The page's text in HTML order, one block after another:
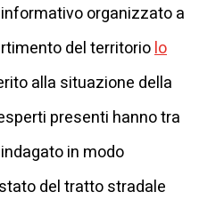
organizzato a
del territoriolo
alla situazione della
presenti hanno tra
in modo
del tratto stradale